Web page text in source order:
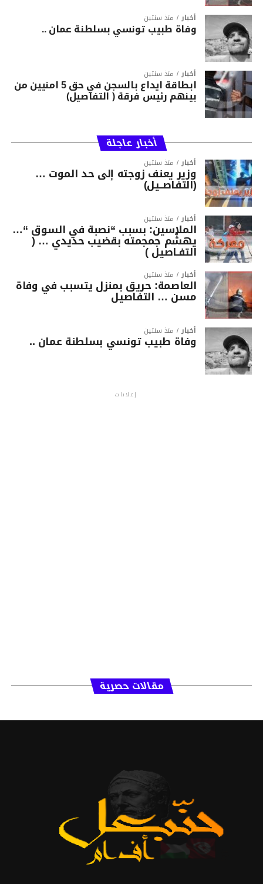
أخبار منذ سنتين
وفاة طبيب تونسي بسلطنة عمان ..
أخبار منذ سنتين
ابطاقة ايداع بالسجن في حق 5 امنيين من
بينهم رئيس فرقة ( التفاصيل)
أخبار عاجلة
أخبار منذ سنتين
وزير يعنف زوجته إلى حد الموت …
(التفاصــيل)
أخبار منذ سنتين
الملاسين: بسبب “نصبة في السوق “…
يهشّم جمجمته بقضيب حديدي … (
التفـاصيل )
أخبار منذ سنتين
العاصمة: حريق بمنزل يتسبب في وفاة
مسن … التفاصيل
أخبار منذ سنتين
وفاة طبيب تونسي بسلطنة عمان ..
إعلانات
مقالات حصرية